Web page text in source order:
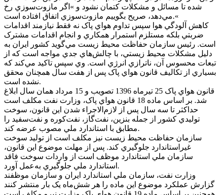
شده تا مسائل و مشکلات کتمان نشود و »اگر مازوت‌سوزي رخ
مي‌دهد، صريح بگوييم مازوت‌سوزي اتفاق افتاده است.«
کاهش آلودگي هوا سپس تداوم هواي پاک نه فقط نيازمند اقدامات
ضربتي بلکه مستلزم استمرار همکاري و انجام اقدامات مشترک
است. رئيس سازمان حفاظت محيط زيست مي‌گويد کشور ايران به
دليل مشکلات محيط زيستي، با چالش‌هاي جدي مواجه است که از
تبعات محسوس آن، ناترازي انرژي است. وي سپس تاکيد مي‌کند که
بسياري از تکاليف قانون هواي پاک پس از هفت سال همچنان محقق
نشده است.
قانون هواي پاک 25 تيرماه 1396 تصويب و 15 مرداد همان سال ابلاغ
شد. بر اساس ماده 18 قانون هواي پاک، وزارت نفت مکلف است
حداکثر تا سه سال پس از لازم‌الاجراء شدن اين قانون، سوخت
توليدي کشور از جمله بنزين، نفت‌گاز، نفت‌کوره و نفت‌سفيد را
مطابق با استاندارد ملي مصوب عرضه کند.
سازمان حفاظت محيط زيست نيز مکلف است از توليد سوخت
غيراستاندارد جلوگيري کند. پس از مهلت موضوع اين قانون،
سازمان ملي استاندارد موظف است از واردات سوخت فاقد
استاندارد ملي جلوگيري به‌عمل آورد.
وزارت نفت، سازمان ملي استاندارد ايران و سازمان موظفند
گزارش عملکرد موضوع اين ماده را هر شش‌ماه يک بار منتشر کنند